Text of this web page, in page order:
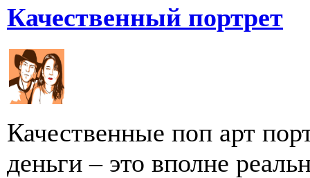
Качественный портрет
Качественные поп арт
деньги – это вполне